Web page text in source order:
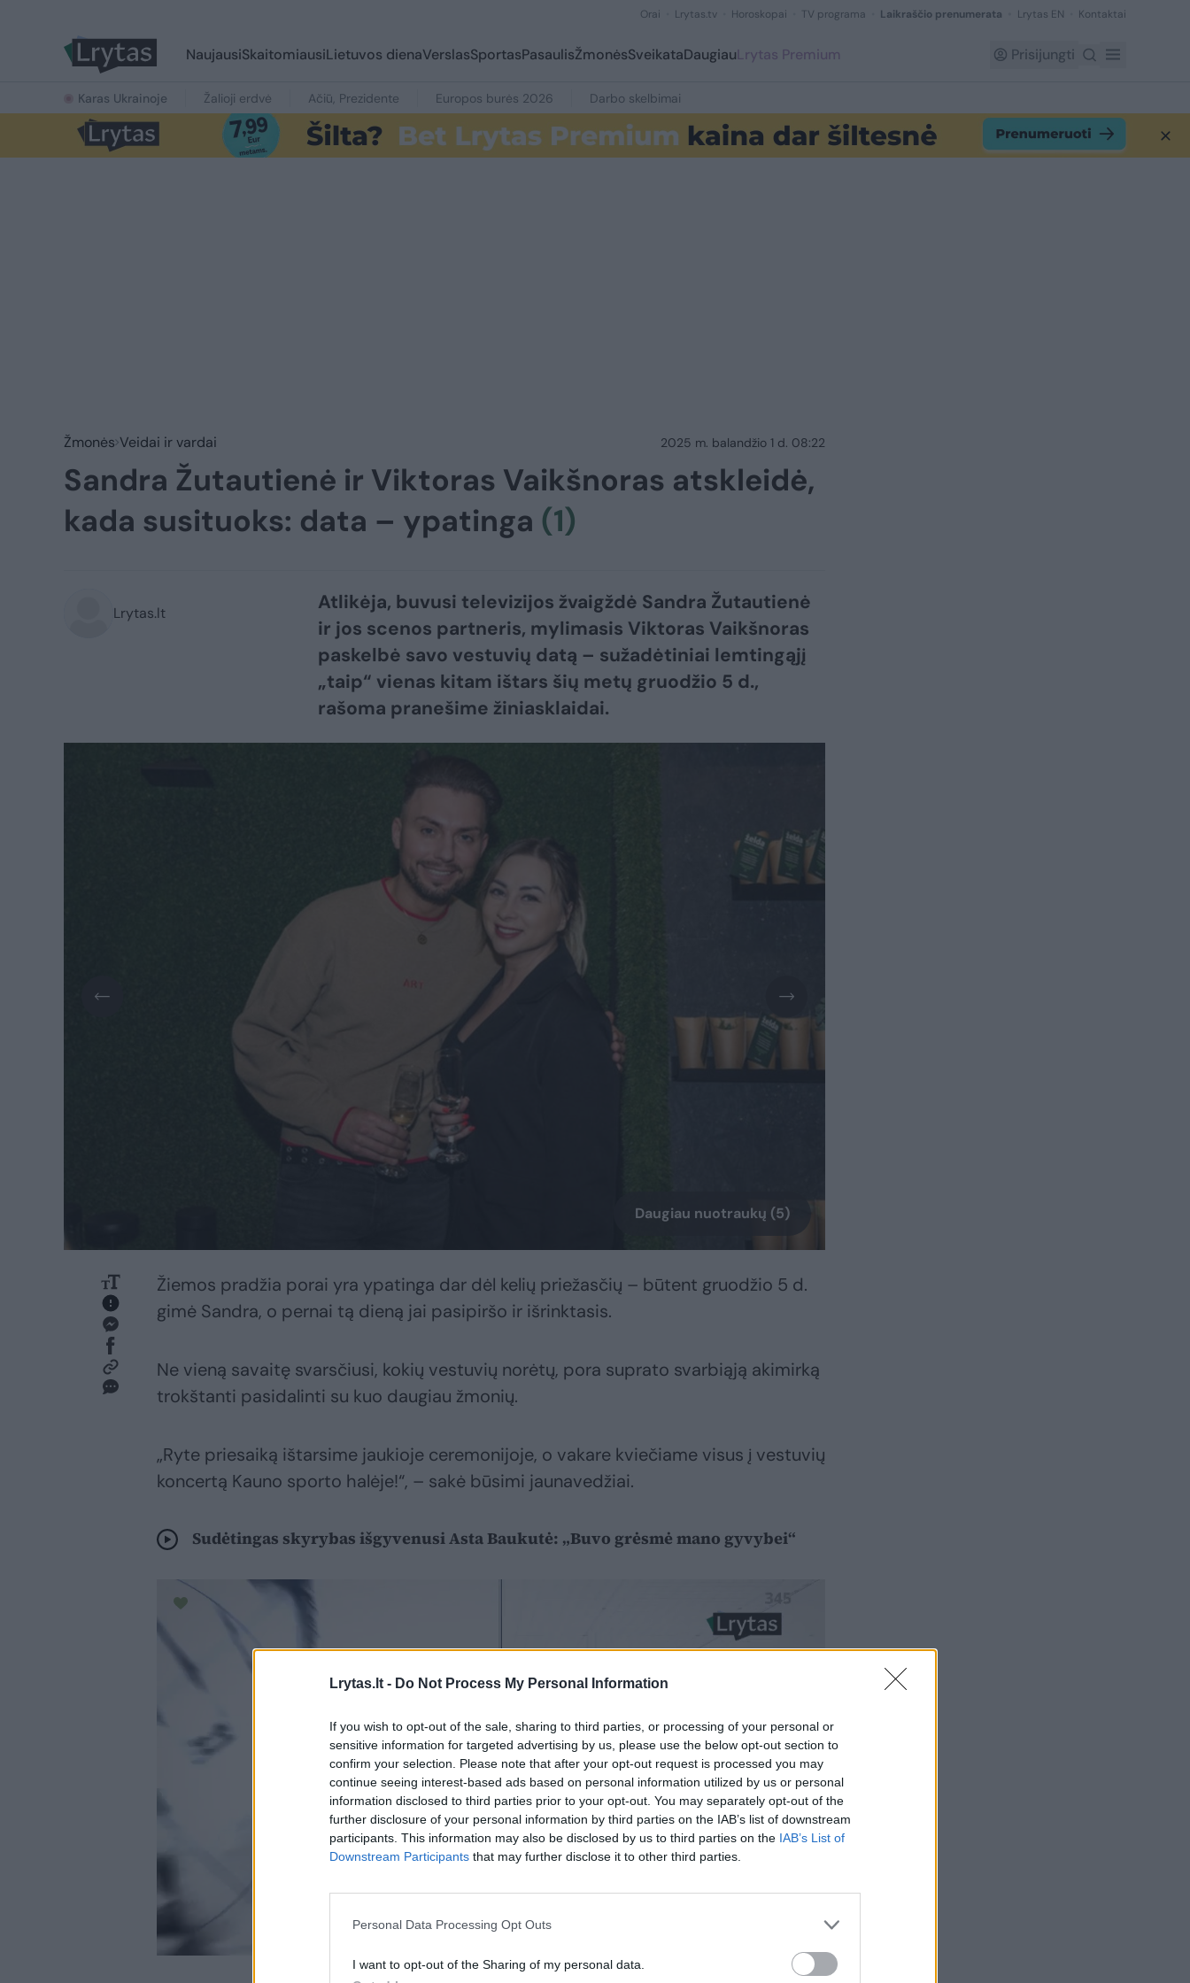
Lrytas.lt - Do Not Process My Personal Information
If you wish to opt-out of the sale, sharing to third parties, or processing of your personal or
sensitive information for targeted advertising by us, please use the below opt-out section to
confirm your selection. Please note that after your opt-out request is processed you may
continue seeing interest-based ads based on personal information utilized by us or personal
information disclosed to third parties prior to your opt-out. You may separately opt-out of the
further disclosure of your personal information by third parties on the IAB’s list of downstream
participants. This information may also be disclosed by us to third parties on the IAB’s List of
Downstream Participants that may further disclose it to other third parties.
Personal Data Processing Opt Outs
I want to opt-out of the Sharing of my personal data.
Orai Lrytas.tv Horoskopai TV programa Laikraščio prenumerata Lrytas EN Kontaktai
NaujausiSkaitomiausiLietuvos dienaVerslasSportasPasaulisŽmonėsSveikataDaugiauLrytas Premium Prisijungti
Karas Ukrainoje Žalioji erdvė Ačiū, Prezidente Europos burės 2026 Darbo skelbimai
Žmonės Veidai ir vardai 2025 m. balandžio 1 d. 08:22
Sandra Žutautienė ir Viktoras Vaikšnoras atskleidė,
kada susituoks: data – ypatinga (1)
Lrytas.lt
Atlikėja, buvusi televizijos žvaigždė Sandra Žutautienė
ir jos scenos partneris, mylimasis Viktoras Vaikšnoras
paskelbė savo vestuvių datą – sužadėtiniai lemtingąjį
„taip“ vienas kitam ištars šių metų gruodžio 5 d.,
rašoma pranešime žiniasklaidai.
Daugiau nuotraukų (5)
Žiemos pradžia porai yra ypatinga dar dėl kelių priežasčių – būtent gruodžio 5 d.
gimė Sandra, o pernai tą dieną jai pasipiršo ir išrinktasis.
Ne vieną savaitę svarsčiusi, kokių vestuvių norėtų, pora suprato svarbiąją akimirką
trokštanti pasidalinti su kuo daugiau žmonių.
„Ryte priesaiką ištarsime jaukioje ceremonijoje, o vakare kviečiame visus į vestuvių
koncertą Kauno sporto halėje!“, – sakė būsimi jaunavedžiai.
Sudėtingas skyrybas išgyvenusi Asta Baukutė: „Buvo grėsmė mano gyvybei“